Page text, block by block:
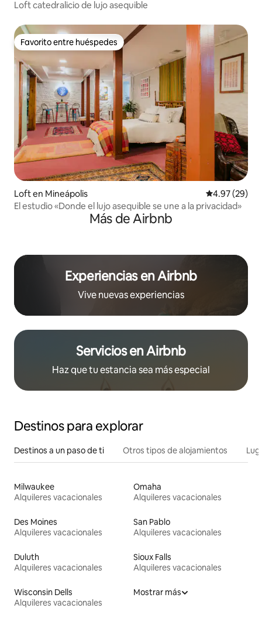
Loft catedralicio de lujo asequible
Favorito entre huéspedes
Favorito entre huéspedes
Loft en Mineápolis Calificación
4.97 (29)
El estudio «Donde el lujo asequible se une a la privacidad»
Más de Airbnb
Experiencias en Airbnb
Vive nuevas experiencias
Servicios en Airbnb
Haz que tu estancia sea más especial
Destinos para explorar
Destinos a un paso de ti Otros tipos de alojamientos
Milwaukee
Alquileres vacacionales
Omaha
Alquileres vacacionales
Des Moines
Alquileres vacacionales
San Pablo
Alquileres vacacionales
Duluth
Alquileres vacacionales
Sioux Falls
Alquileres vacacionales
Wisconsin Dells
Alquileres vacacionales
Mostrar más